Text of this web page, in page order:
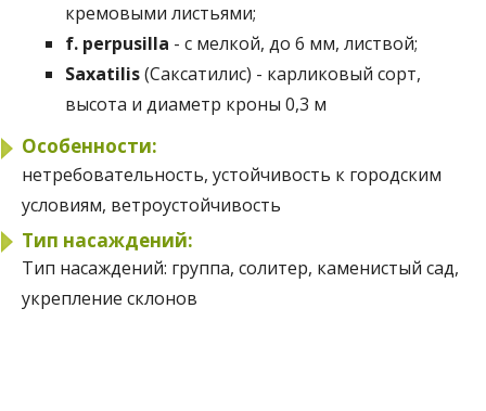
кремовыми листьями;
f. perpusilla - с мелкой, до 6 мм, листвой;
Saxatilis(Саксатилис) - карликовый сорт,
высота и диаметр кроны 0,3 м
Особенности:
нетребовательность, устойчивость к городским
условиям, ветроустойчивость
Тип насаждений:
Тип насаждений: группа, солитер, каменистый сад,
укрепление склонов